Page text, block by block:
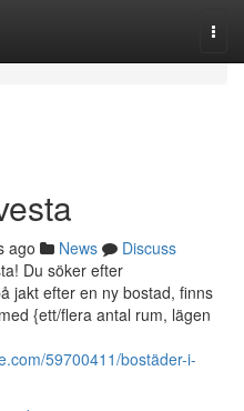
ago News
Discuss
Du söker efter
jakt efter en ny bostad, finns
{ett/flera antal rum, lägen
59700411/bostäder-i-